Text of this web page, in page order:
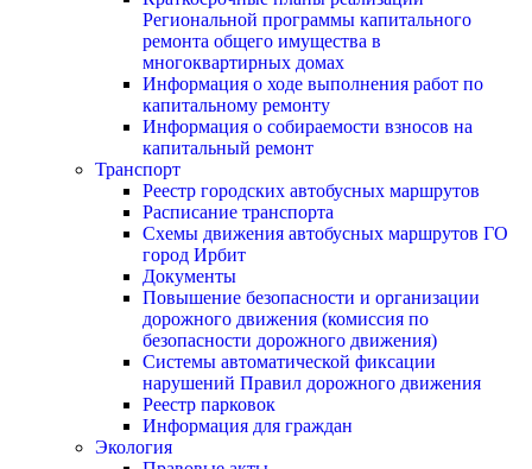
Региональной программы капитального
ремонта общего имущества в
многоквартирных домах
Информация о ходе выполнения работ по
капитальному ремонту
Информация о собираемости взносов на
капитальный ремонт
Транспорт
Реестр городских автобусных маршрутов
Расписание транспорта
Схемы движения автобусных маршрутов ГО
город Ирбит
Документы
Повышение безопасности и организации
дорожного движения (комиссия по
безопасности дорожного движения)
Системы автоматической фиксации
нарушений Правил дорожного движения
Реестр парковок
Информация для граждан
Экология